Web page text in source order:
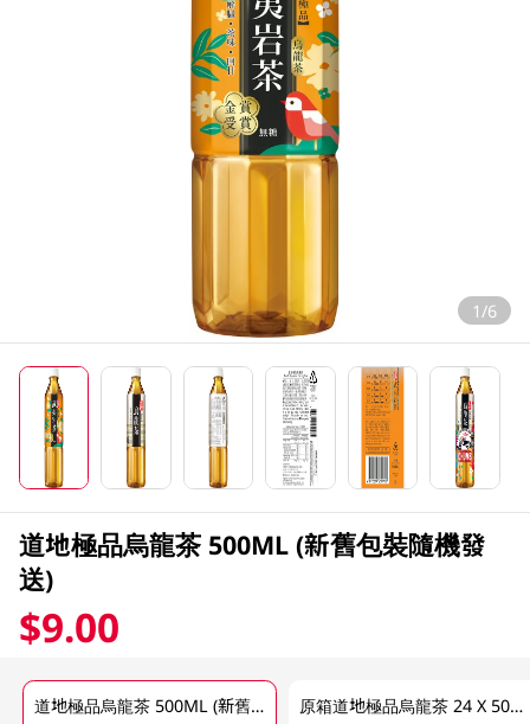
1/6
道地極品烏龍茶 500ML (新舊包裝隨機發
送)
$9.00
道地極品烏龍茶 500ML (新舊包裝隨機發送) 原箱道地極品烏龍茶 24 X 500ML